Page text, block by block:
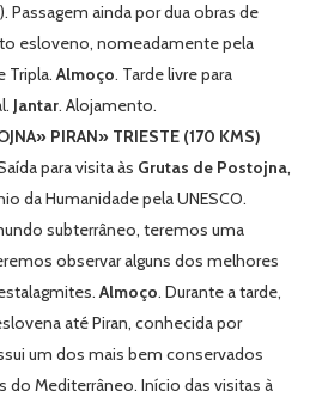
Passagem ainda por dua obras de
esloveno, nomeadamente pela
Tripla.Almoço. Tarde livre para
Jantar. Alojamento.
PIRAN» TRIESTE (170 KMS)
para visita às Grutas de Postojna,
da Humanidade pela UNESCO.
subterrâneo, teremos uma
observar alguns dos melhores
Almoço. Durante a tarde,
até Piran, conhecida por
um dos mais bem conservados
Mediterrâneo. Início das visitas à